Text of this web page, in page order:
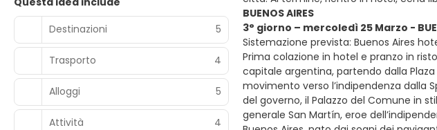
Destinazioni
5
Trasporto 4
Alloggi 5
Attività 4
BUENOS AIRES
3° giorno – mercoledì 25 Marzo -
Sistemazione prevista: Buenos Aires
Prima colazione in hotel e pranzo in
capitale argentina, partendo dalla
movimento verso l’indipendenza dalla
del governo, il Palazzo del Comune in
generale San Martín, eroe